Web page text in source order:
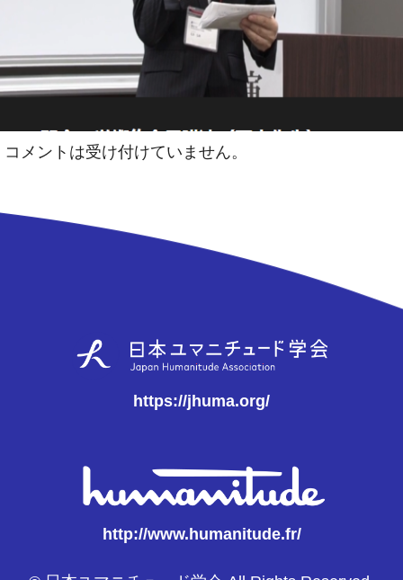
コメントは受け付けていません。
https://jhuma.org/
http://www.humanitude.fr/